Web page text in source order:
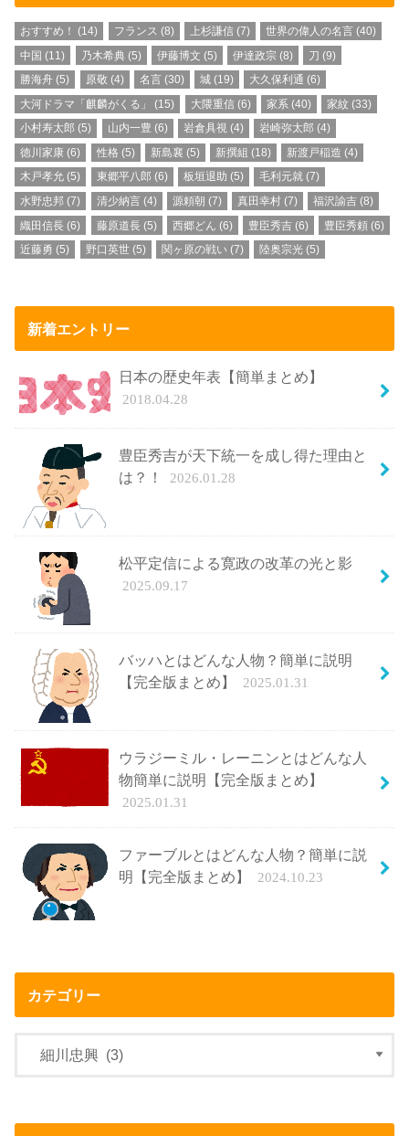
おすすめ！ (14) フランス (8) 上杉謙信(7) 世界の偉人の名言 (40)
中国 (11) 乃木希典(5) 伊藤博文 (5) 伊達政宗 (8) 刀 (9)
勝海舟 (5) 原敬 (4) 名言(30) 城 (19) 大久保利通 (6)
大河ドラマ「麒麟がくる」
(15) 大隈重信(6) 家系 (40) 家紋 (33)
小村寿太郎 (5) 山内一豊 (6) 岩倉具視(4) 岩崎弥太郎 (4)
徳川家康 (6) 性格 (5) 新島襄 (5) 新撰組 (18) 新渡戸稲造 (4)
木戸孝允 (5) 東郷平八郎 (6) 板垣退助 (5) 毛利元就 (7)
水野忠邦 (7) 清少納言(4) 源頼朝 (7) 真田幸村 (7) 福沢諭吉 (8)
織田信長 (6) 藤原道長(5) 西郷どん (6) 豊臣秀吉 (6) 豊臣秀頼 (6)
近藤勇 (5) 野口英世(5) 関ヶ原の戦い(7) 陸奥宗光 (5)
新着エントリー
日本の歴史年表【簡単まとめ】
2018.04.28
豊臣秀吉が天下統一を成し得た理由と
は？！
2026.01.28
松平定信による寛政の改革の光と影
2025.09.17
バッハとはどんな人物？簡単に説明
【完全版まとめ】
2025.01.31
ウラジーミル・レーニンとはどんな人
物簡単に説明【完全版まとめ】
2025.01.31
ファーブルとはどんな人物？簡単に説
明【完全版まとめ】
2024.10.23
カテゴリー